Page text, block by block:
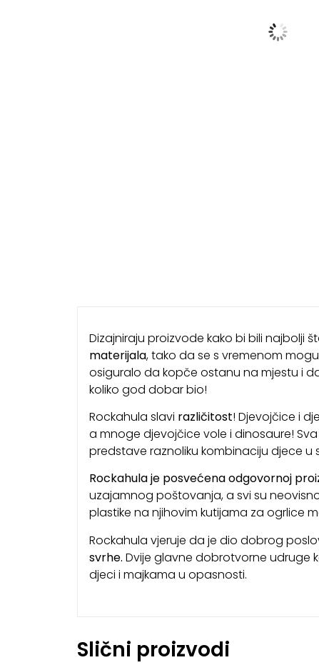
Dizajniraju proizvode kako bi bili najbolji
materijala, tako da se s vremenom
osiguralo da kopče ostanu na mjestu i
koliko god dobar bio!
Rockahula slavi različitost! Djevojčice i
a mnoge djevojčice vole i dinosaure!
predstave raznoliku kombinaciju djece u
Rockahula je posvećena odgovornoj
uzajamnog poštovanja, a svi su
plastike na njihovim kutijama za ogrlice
Rockahula vjeruje da je dio dobrog
svrhe. Dvije glavne dobrotvorne udruge
djeci i majkama u opasnosti.
Slični proizvodi